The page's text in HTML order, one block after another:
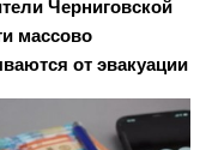
Черниговской
массово
от эвакуации